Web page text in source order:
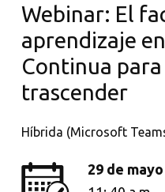
Webinar: El
aprendizaje
Continua
trascender
Híbrida (Microsoft
29 de